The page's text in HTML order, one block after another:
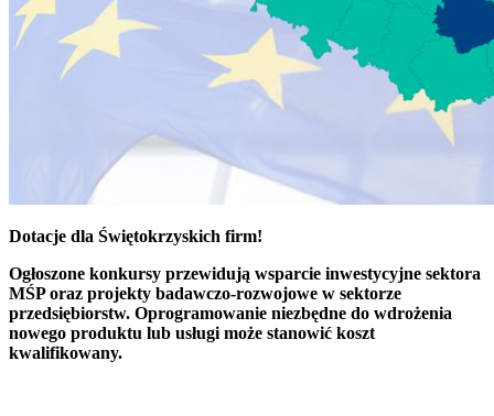
Dotacje dla Świętokrzyskich firm!
Ogłoszone konkursy przewidują wsparcie inwestycyjne sektora
MŚP oraz projekty badawczo-rozwojowe w sektorze
przedsiębiorstw. Oprogramowanie niezbędne do wdrożenia
nowego produktu lub usługi może stanowić koszt
kwalifikowany.